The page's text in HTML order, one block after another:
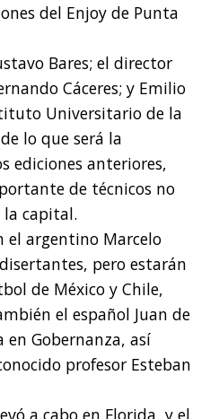
del Enjoy de Punta
Bares; el director
Cáceres; y Emilio
Universitario de la
lo que será la
ediciones anteriores,
de técnicos no
capital.
el argentino Marcelo
pero estarán
de México y Chile,
el español Juan de
en Gobernanza, así
profesor Esteban